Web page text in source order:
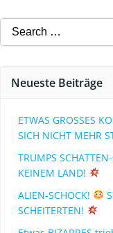
Neueste Beiträge
ETWAS GROSSES
SICH NICHT MEHR
TRUMPS
KEINEM LAND!
ALIEN-SCHOCK!
SCHEITERTEN!